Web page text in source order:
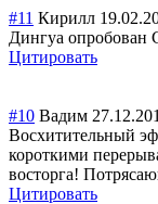
#11 Кирилл
Дингуа
Цитировать
#10 Вадим
Восхитительный
короткими
восторга!
Цитировать